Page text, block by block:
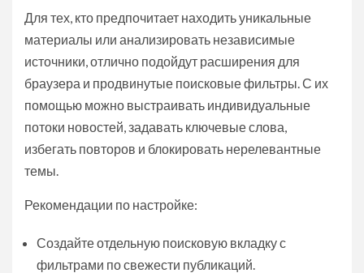
Для тех, кто предпочитает находить уникальные
материалы или анализировать независимые
источники, отлично подойдут расширения для
браузера и продвинутые поисковые фильтры. С их
помощью можно выстраивать индивидуальные
потоки новостей, задавать ключевые слова,
избегать повторов и блокировать нерелевантные
темы.
Рекомендации по настройке:
Создайте отдельную поисковую вкладку с
фильтрами по свежести публикаций.